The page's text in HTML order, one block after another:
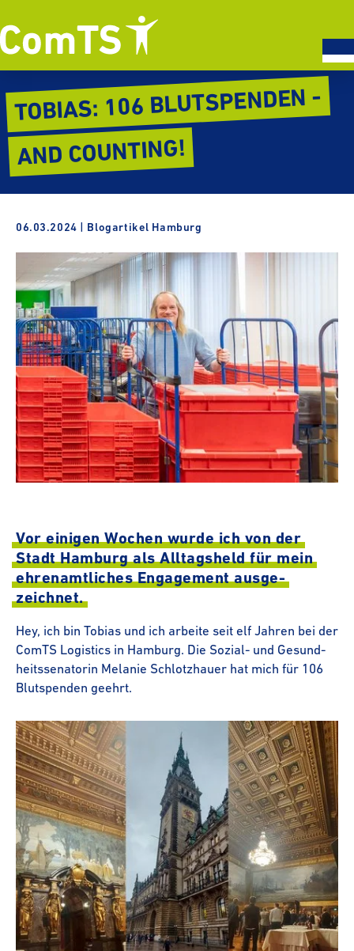
TOBIAS: 106 BLUT­SPENDEN -
AND COUNTING!
06.03.2024 | Blog­ar­ti­kel Hamburg
Vor einigen Wochen wurde ich von der
Stadt Hamburg als Alltags­held für mein
ehren­amt­li­ches Enga­ge­ment ausge­
zeichnet.
Hey, ich bin Tobias und ich arbeite seit elf Jahren bei der
ComTS Logistics in Hamburg. Die Sozial- und Gesund­
heits­se­na­torin Melanie Schlotzhauer hat mich für 106
Blutspenden geehrt.